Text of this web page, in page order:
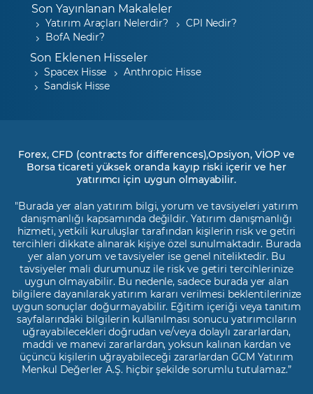
Son Yayınlanan Makaleler
Yatırım Araçları Nelerdir?
CPI Nedir?
BofA Nedir?
Son Eklenen Hisseler
Spacex Hisse
Anthropic Hisse
Sandisk Hisse
Forex, CFD (contracts for differences),Opsiyon, VİOP ve
Borsa ticareti yüksek oranda kayıp riski içerir ve her
yatırımcı için uygun olmayabilir.
"Burada yer alan yatırım bilgi, yorum ve tavsiyeleri yatırım
danışmanlığı kapsamında değildir. Yatırım danışmanlığı
hizmeti, yetkili kuruluşlar tarafından kişilerin risk ve getiri
tercihleri dikkate alınarak kişiye özel sunulmaktadır. Burada
yer alan yorum ve tavsiyeler ise genel niteliktedir. Bu
tavsiyeler mali durumunuz ile risk ve getiri tercihlerinize
uygun olmayabilir. Bu nedenle, sadece burada yer alan
bilgilere dayanılarak yatırım kararı verilmesi beklentilerinize
uygun sonuçlar doğurmayabilir. Eğitim içeriği veya tanıtım
sayfalarındaki bilgilerin kullanılması sonucu yatırımcıların
uğrayabilecekleri doğrudan ve/veya dolaylı zararlardan,
maddi ve manevi zararlardan, yoksun kalınan kardan ve
üçüncü kişilerin uğrayabileceği zararlardan GCM Yatırım
Menkul Değerler A.Ş. hiçbir şekilde sorumlu tutulamaz.”